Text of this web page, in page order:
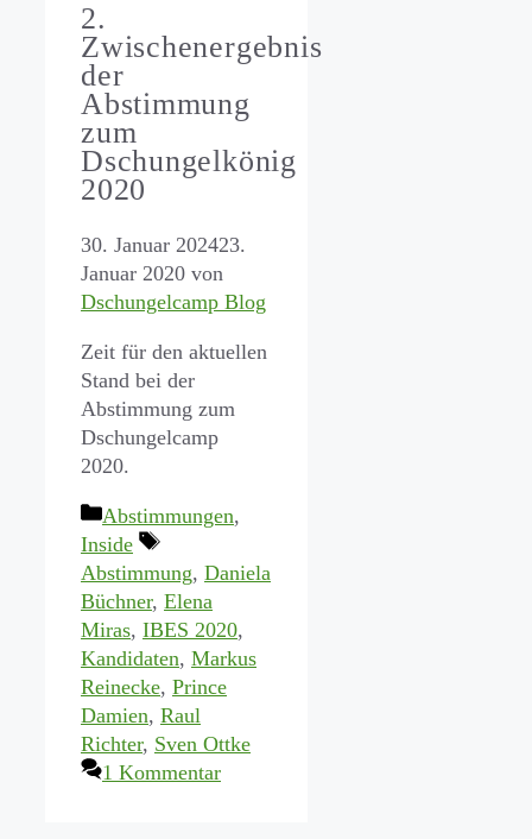
2.
Zwischenergebnis
der
Abstimmung
zum
Dschungelkönig
2020
30. Januar 202423.
Januar 2020 von
Dschungelcamp Blog
Zeit für den aktuellen
Stand bei der
Abstimmung zum
Dschungelcamp
2020.
Kategorien
Abstimmungen,
Inside
Schlagwörter
Abstimmung, Daniela
Büchner, Elena
Miras, IBES 2020,
Kandidaten, Markus
Reinecke, Prince
Damien, Raul
Richter, Sven Ottke
1 Kommentar